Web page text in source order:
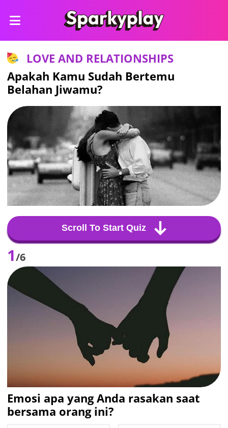
LOVE AND RELATIONSHIPS
Apakah Kamu Sudah Bertemu
Belahan Jiwamu?
Scroll To Start Quiz
1/6
Emosi apa yang Anda rasakan saat
bersama orang ini?